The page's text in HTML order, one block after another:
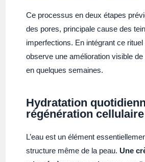
Ce processus en deux étapes
des pores, principale cause des
imperfections. En intégrant ce
observe une amélioration visible
en quelques semaines.
Hydratation
régénération cellulaire
L’eau est un élément
structure même de la peau. Une